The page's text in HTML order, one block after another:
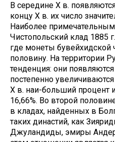
В середине X в.
концу X в. их число
Наиболее
Чистопольский клад 1885
где монеты бувейхидской
половину. На территории
тенденция: они
постепенно
X в. наи-больший процент
16,66%. Во второй
в кладах, найденных в
таких династий, как
Джуландиды, эмиры